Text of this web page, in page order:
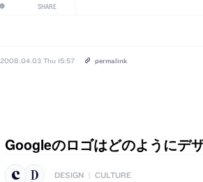
SHARE
2008.04.03 Thu 15:57 permalink
Googleのロゴはどのようにデ
DESIGN CULTURE